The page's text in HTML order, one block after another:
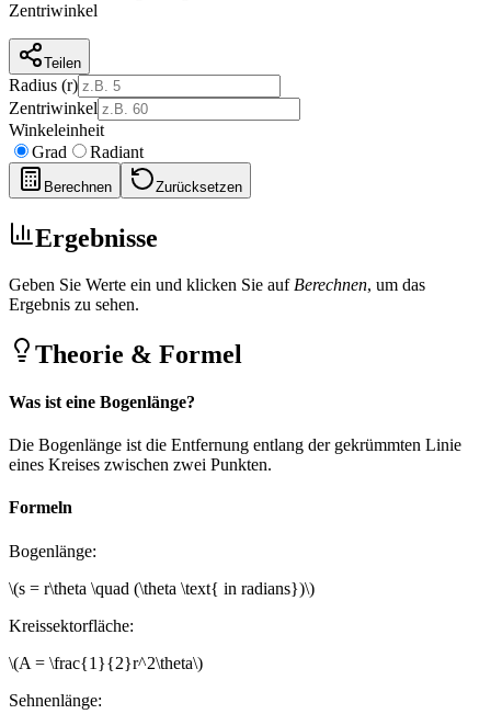
Zentriwinkel
Teilen
Radius (r)
Zentriwinkel
Winkeleinheit
Grad
Radiant
Berechnen Zurücksetzen
Ergebnisse
Geben Sie Werte ein und klicken Sie auf Berechnen, um das
Ergebnis zu sehen.
Theorie & Formel
Was ist eine Bogenlänge?
Die Bogenlänge ist die Entfernung entlang der gekrümmten Linie
eines Kreises zwischen zwei Punkten.
Formeln
Bogenlänge:
\(s = r\theta \quad (\theta \text{ in radians})\)
Kreissektorfläche:
\(A = \frac{1}{2}r^2\theta\)
Sehnenlänge: